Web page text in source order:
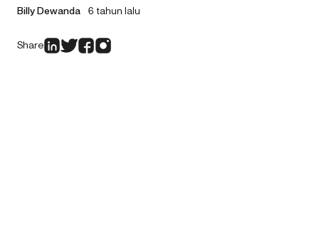
Billy Dewanda 6 tahun lalu
Share